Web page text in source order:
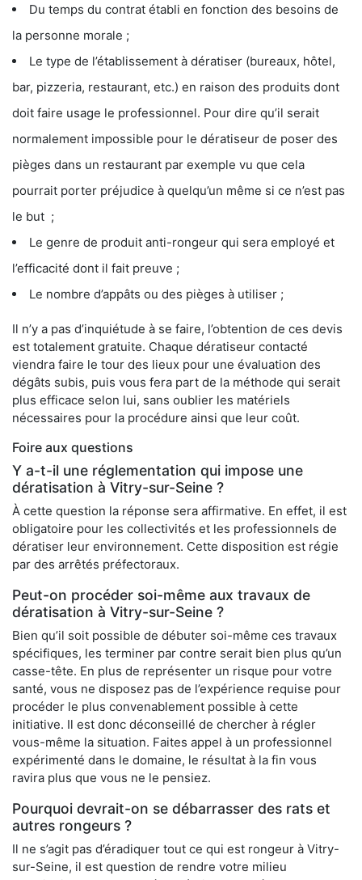
Du temps du contrat établi en fonction des besoins de
la personne morale ;
Le type de l’établissement à dératiser (bureaux, hôtel,
bar, pizzeria, restaurant, etc.) en raison des produits dont
doit faire usage le professionnel. Pour dire qu’il serait
normalement impossible pour le dératiseur de poser des
pièges dans un restaurant par exemple vu que cela
pourrait porter préjudice à quelqu’un même si ce n’est pas
le but ;
Le genre de produit anti-rongeur qui sera employé et
l’efficacité dont il fait preuve ;
Le nombre d’appâts ou des pièges à utiliser ;
Il n’y a pas d’inquiétude à se faire, l’obtention de ces devis
est totalement gratuite. Chaque dératiseur contacté
viendra faire le tour des lieux pour une évaluation des
dégâts subis, puis vous fera part de la méthode qui serait
plus efficace selon lui, sans oublier les matériels
nécessaires pour la procédure ainsi que leur coût.
Foire aux questions
Y a-t-il une réglementation qui impose une
dératisation à Vitry-sur-Seine ?
À cette question la réponse sera affirmative. En effet, il est
obligatoire pour les collectivités et les professionnels de
dératiser leur environnement. Cette disposition est régie
par des arrêtés préfectoraux.
Peut-on procéder soi-même aux travaux de
dératisation à Vitry-sur-Seine ?
Bien qu’il soit possible de débuter soi-même ces travaux
spécifiques, les terminer par contre serait bien plus qu’un
casse-tête. En plus de représenter un risque pour votre
santé, vous ne disposez pas de l’expérience requise pour
procéder le plus convenablement possible à cette
initiative. Il est donc déconseillé de chercher à régler
vous-même la situation. Faites appel à un professionnel
expérimenté dans le domaine, le résultat à la fin vous
ravira plus que vous ne le pensiez.
Pourquoi devrait-on se débarrasser des rats et
autres rongeurs ?
Il ne s’agit pas d’éradiquer tout ce qui est rongeur à Vitry-
sur-Seine, il est question de rendre votre milieu